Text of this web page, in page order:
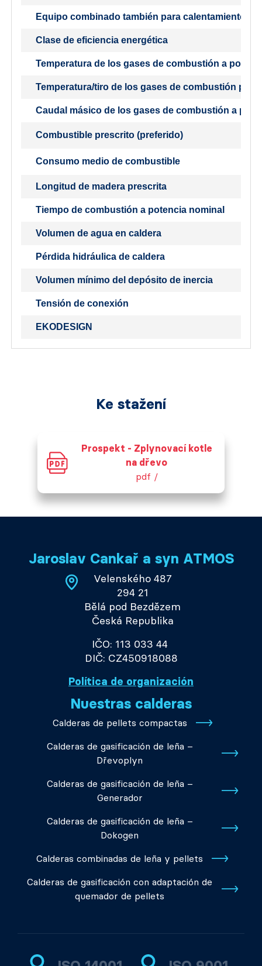
Equipo combinado también para calentamiento de
Clase de eficiencia energética
Temperatura de los gases de combustión a
Temperatura/tiro de los gases de combustión
Caudal másico de los gases de combustión a
Combustible prescrito (preferido)
Consumo medio de combustible
Longitud de madera prescrita
Tiempo de combustión a potencia nominal
Volumen de agua en caldera
Pérdida hidráulica de caldera
Volumen mínimo del depósito de inercia
Tensión de conexión
EKODESIGN
Ke stažení
Prospekt - Zplynovací kotle
na dřevo
pdf /
Jaroslav Cankař a syn ATMOS
Velenského 487
294 21
Bělá pod Bezdězem
Česká Republika
IČO: 113 033 44
DIČ: CZ450918088
Política de organización
Nuestras calderas
Calderas de pellets compactas
Calderas de gasificación de leña –
Dřevoplyn
Calderas de gasificación de leña –
Generador
Calderas de gasificación de leña –
Dokogen
Calderas combinadas de leña y pellets
Calderas de gasificación con adaptación de
quemador de pellets